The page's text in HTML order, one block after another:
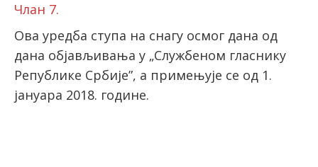
Члан 7.
Ова уредба ступа на снагу осмог дана од
дана објављивања у „Службеном гласнику
Републике Србије”, а примењује се од 1.
јануара 2018. године.